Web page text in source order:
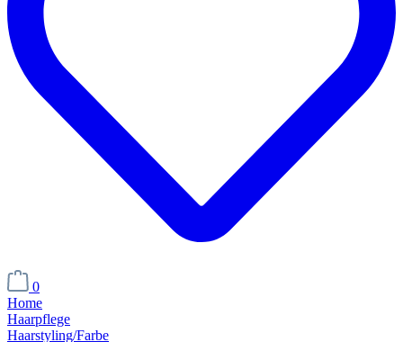
0
Home
Haarpflege
Haarstyling/Farbe